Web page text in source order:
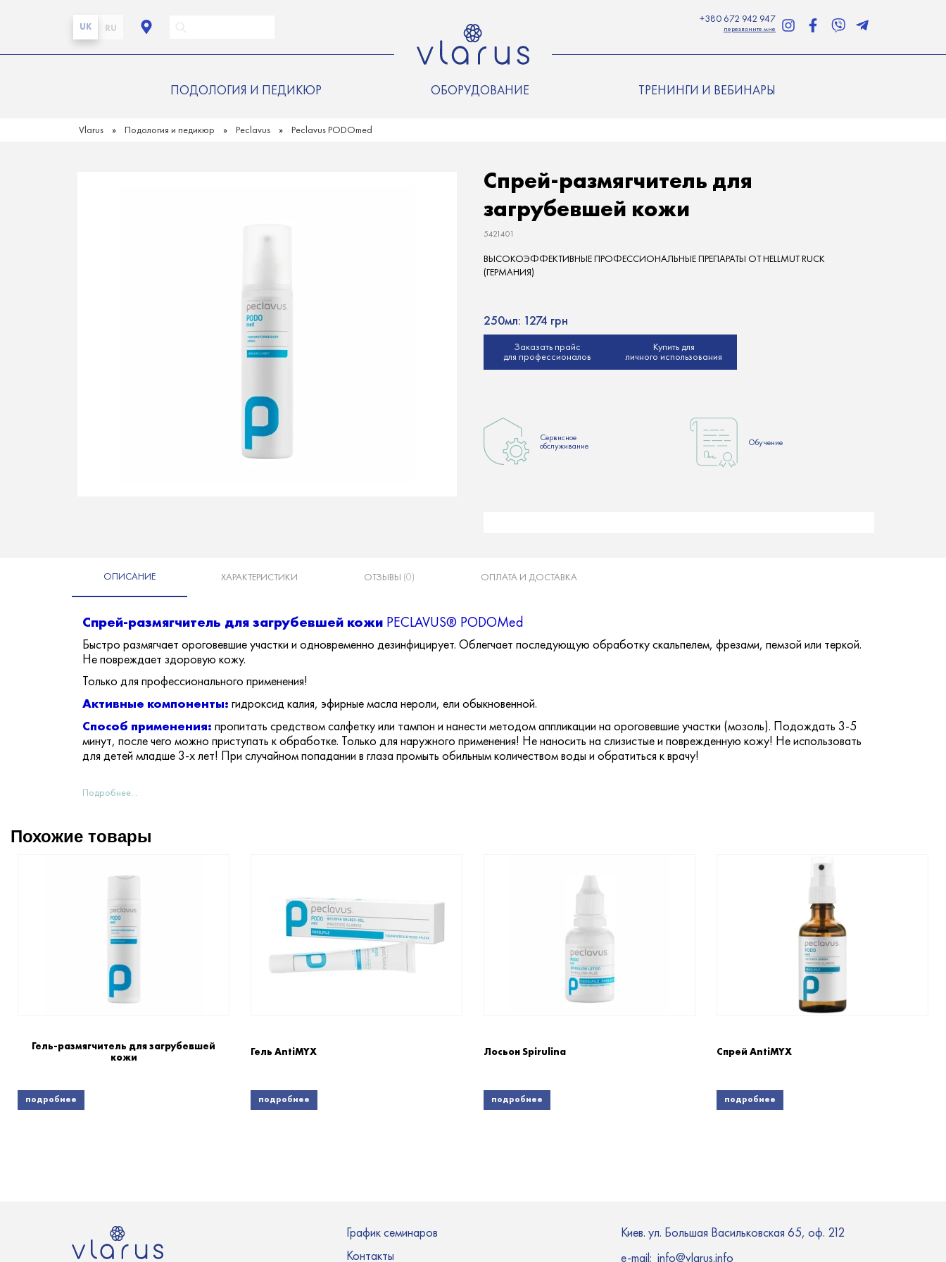
RU
UK
+380 672 942 947
перезвоните мне
ПОДОЛОГИЯ И ПЕДИКЮР ОБОРУДОВАНИЕ ТРЕНИНГИ И ВЕБИНАРЫ
Vlarus Подология и педикюр Peclavus Peclavus PODOmed
Спрей-размягчитель для
загрубевшей кожи
5421401
ВЫСОКОЭФФЕКТИВНЫЕ ПРОФЕССИОНАЛЬНЫЕ ПРЕПАРАТЫ ОТ HELLMUT RUCK
(ГЕРМАНИЯ)
250мл: 1274 грн
Заказать прайс
для профессионалов
Купить для
личного использования
Сервисное
обслуживание
Обучение
ОПИСАНИЕ ХАРАКТЕРИСТИКИ ОТЗЫВЫ (0) ОПЛАТА И ДОСТАВКА
Спрей-размягчитель для загрубевшей кожи PECLAVUS® PODOMed
Быстро размягчает ороговевшие участки и одновременно дезинфицирует. Облегчает последующую обработку скальпелем, фрезами, пемзой или теркой.
Не повреждает здоровую кожу.
Только для профессионального применения!
Активные компоненты: гидроксид калия, эфирные масла нероли, ели обыкновенной.
Способ применения: пропитать средством салфетку или тампон и нанести методом аппликации на ороговевшие участки (мозоль). Подождать 3-5
минут, после чего можно приступать к обработке. Только для наружного применения! Не наносить на слизистые и поврежденную кожу! Не использовать
для детей младше 3-х лет! При случайном попадании в глаза промыть обильным количеством воды и обратиться к врачу!
Подробнее...
Похожие товары
Гель-размягчитель для загрубевшей
кожи
подробнее
Гель AntiMYX
подробнее
Лосьон Spirulina
подробнее
Спрей AntiMYX
подробнее
График семинаров
Контакты
Киев. ул. Большая Васильковская 65, оф. 212
e-mail: info@vlarus.info